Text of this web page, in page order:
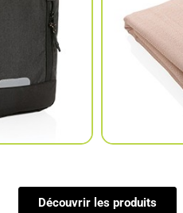
Découvrir les produits